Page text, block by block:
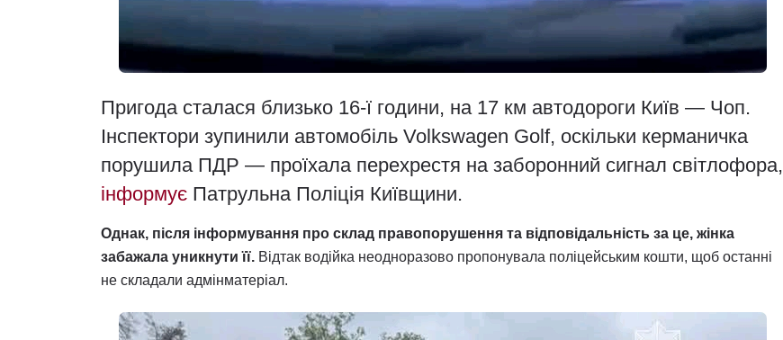
Пригода сталася близько 16-ї години, на 17 км автодороги Київ — Чоп.
Інспектори зупинили автомобіль Volkswagen Golf, оскільки керманичка
порушила ПДР — проїхала перехрестя на заборонний сигнал світлофора,
інформує Патрульна Поліція Київщини.
Однак, після інформування про склад правопорушення та відповідальність за це, жінка
забажала уникнути її. Відтак водійка неодноразово пропонувала поліцейським кошти, щоб останні
не складали адмінматеріал.